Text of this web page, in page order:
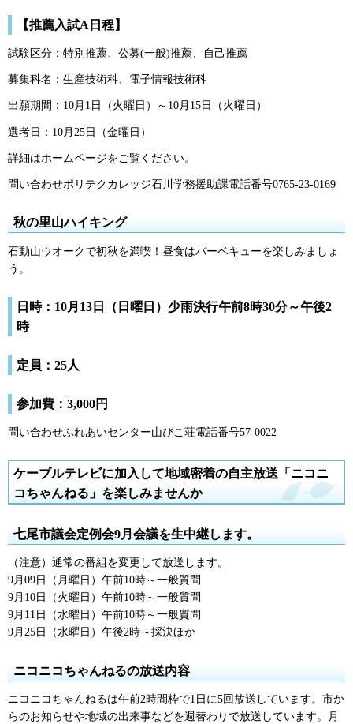
【推薦入試A日程】
試験区分：特別推薦、公募(一般)推薦、自己推薦
募集科名：生産技術科、電子情報技術科
出願期間：10月1日（火曜日）～10月15日（火曜日）
選考日：10月25日（金曜日）
詳細はホームページをご覧ください。
問い合わせポリテクカレッジ石川学務援助課電話番号0765-23-0169
秋の里山ハイキング
石動山ウオークで初秋を満喫！昼食はバーベキューを楽しみましょ
う。
日時：10月13日（日曜日）少雨決行午前8時30分～午後2
時
定員：25人
参加費：3,000円
問い合わせふれあいセンター山びこ荘電話番号57-0022
ケーブルテレビに加入して地域密着の自主放送「ニコニ
コちゃんねる」を楽しみませんか
七尾市議会定例会9月会議を生中継します。
（注意）通常の番組を変更して放送します。
9月09日（月曜日）午前10時～一般質問
9月10日（火曜日）午前10時～一般質問
9月11日（水曜日）午前10時～一般質問
9月25日（水曜日）午後2時～採決ほか
ニコニコちゃんねるの放送内容
ニコニコちゃんねるは午前2時間枠で1日に5回放送しています。市か
らのお知らせや地域の出来事などを週替わりで放送しています。月